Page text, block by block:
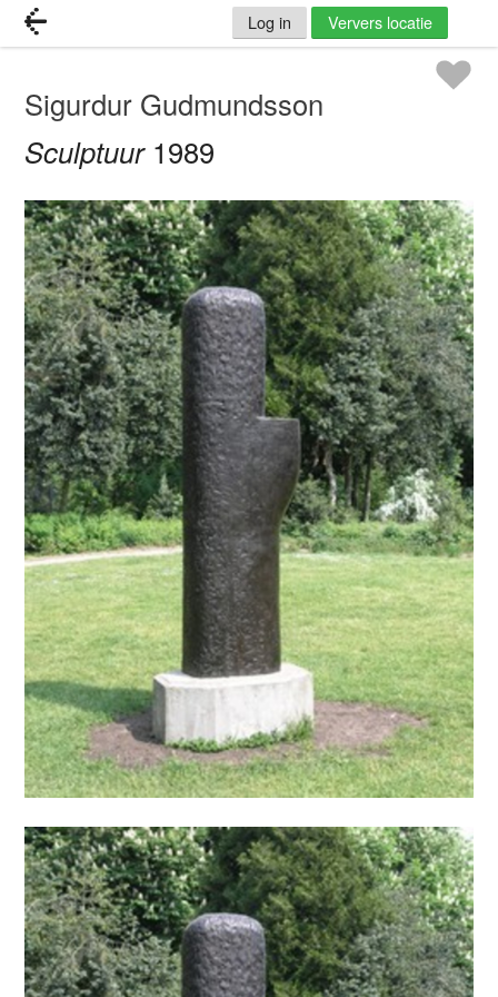
Log in Ververs locatie
Sigurdur Gudmundsson
Sculptuur 1989